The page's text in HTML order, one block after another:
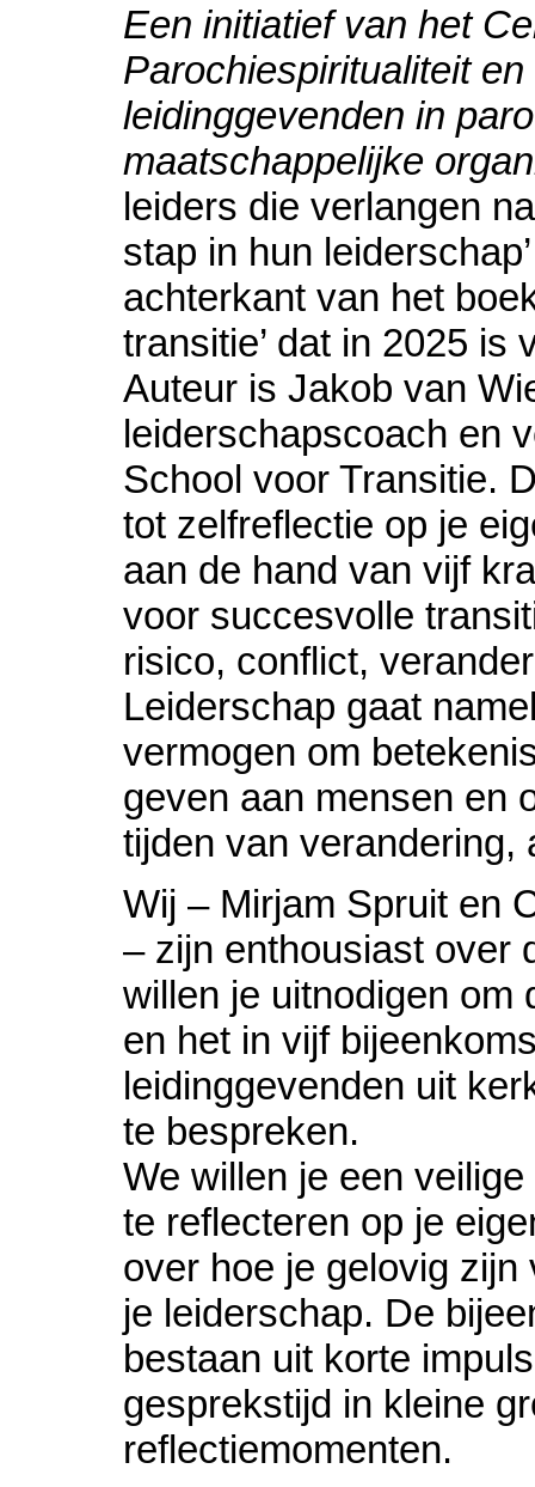
Een initiatief van het
Parochiespiritualiteit
leidinggevenden in
maatschappelijke
leiders die verlangen
stap in hun
achterkant van het
transitie’ dat in 2025 is
Auteur is Jakob van
leiderschapscoach en
School voor Transitie.
tot zelfreflectie op je
aan de hand van vijf
voor succesvolle
risico, conflict,
Leiderschap gaat
vermogen om
geven aan mensen en
tijden van verandering,
Wij – Mirjam Spruit en
– zijn enthousiast over
willen je uitnodigen om
en het in vijf
leidinggevenden uit
te bespreken.
We willen je een
te reflecteren op je
over hoe je gelovig zijn
je leiderschap. De
bestaan uit korte
gesprekstijd in kleine
reflectiemomenten.